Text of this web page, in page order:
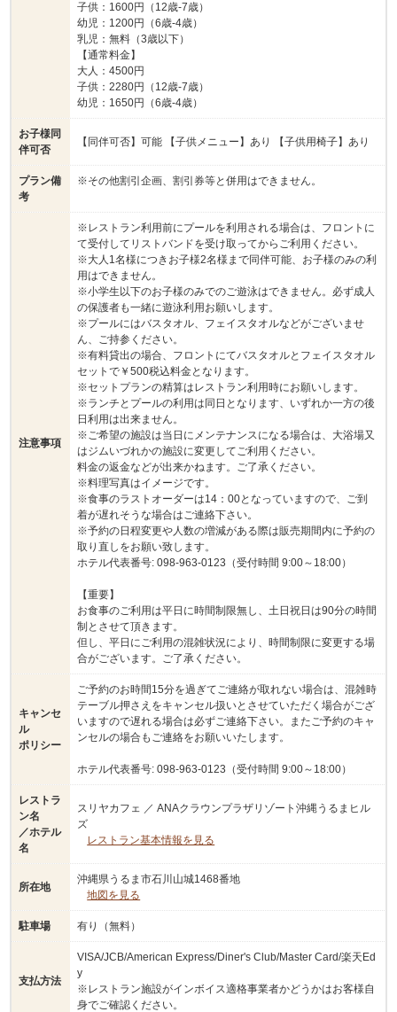
子供：1600円（12歳-7歳）
幼児：1200円（6歳-4歳）
乳児：無料（3歳以下）
【通常料金】
大人：4500円
子供：2280円（12歳-7歳）
幼児：1650円（6歳-4歳）
お子様同
伴可否
【同伴可否】可能 【子供メニュー】あり 【子供用椅子】あり
プラン備
考
※その他割引企画、割引券等と併用はできません。
注意事項
※レストラン利用前にプールを利用される場合は、フロントに
て受付してリストバンドを受け取ってからご利用ください。
※大人1名様につきお子様2名様まで同伴可能、お子様のみの利
用はできません。
※小学生以下のお子様のみでのご遊泳はできません。必ず成人
の保護者も一緒に遊泳利用お願いします。
※プールにはバスタオル、フェイスタオルなどがございませ
ん、ご持参ください。
※有料貸出の場合、フロントにてバスタオルとフェイスタオル
セットで￥500税込料金となります。
※セットプランの精算はレストラン利用時にお願いします。
※ランチとプールの利用は同日となります、いずれか一方の後
日利用は出来ません。
※ご希望の施設は当日にメンテナンスになる場合は、大浴場又
はジムいづれかの施設に変更してご利用ください。
料金の返金などが出来かねます。ご了承ください。
※料理写真はイメージです。
※食事のラストオーダーは14：00となっていますので、ご到
着が遅れそうな場合はご連絡下さい。
※予約の日程変更や人数の増減がある際は販売期間内に予約の
取り直しをお願い致します。
ホテル代表番号: 098-963-0123（受付時間 9:00～18:00）
【重要】
お食事のご利用は平日に時間制限無し、土日祝日は90分の時間
制とさせて頂きます。
但し、平日にご利用の混雑状況により、時間制限に変更する場
合がございます。ご了承ください。
キャンセ
ル
ポリシー
ご予約のお時間15分を過ぎてご連絡が取れない場合は、混雑時
テーブル押さえをキャンセル扱いとさせていただく場合がござ
いますので遅れる場合は必ずご連絡下さい。またご予約のキャ
ンセルの場合もご連絡をお願いいたします。
ホテル代表番号: 098-963-0123（受付時間 9:00～18:00）
レストラ
ン名
／ホテル
名
スリヤカフェ ／ ANAクラウンプラザリゾート沖縄うるまヒル
ズ
レストラン基本情報を見る
所在地
沖縄県うるま市石川山城1468番地
地図を見る
駐車場 有り（無料）
支払方法
VISA/JCB/American Express/Diner's Club/Master Card/楽天Ed
y
※レストラン施設がインボイス適格事業者かどうかはお客様自
身でご確認ください。